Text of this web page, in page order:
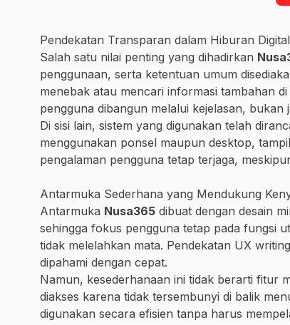
Pendekatan Transparan dalam Hiburan Digital
Salah satu nilai penting yang dihadirkan
penggunaan, serta ketentuan umum
menebak atau mencari informasi tambahan
pengguna dibangun melalui kejelasan, bukan
Di sisi lain, sistem yang digunakan telah
menggunakan ponsel maupun desktop,
pengalaman pengguna tetap terjaga,
Antarmuka Sederhana yang Mendukung
Antarmuka Nusa365 dibuat dengan desain
sehingga fokus pengguna tetap pada fungsi
tidak melelahkan mata. Pendekatan UX
dipahami dengan cepat.
Namun, kesederhanaan ini tidak berarti fitur
diakses karena tidak tersembunyi di balik
digunakan secara efisien tanpa harus